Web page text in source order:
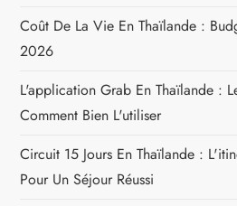
Coût De La Vie En Thaïlande :
2026
L'application Grab En Thaïlande :
Comment Bien L'utiliser
Circuit 15 Jours En Thaïlande :
Pour Un Séjour Réussi